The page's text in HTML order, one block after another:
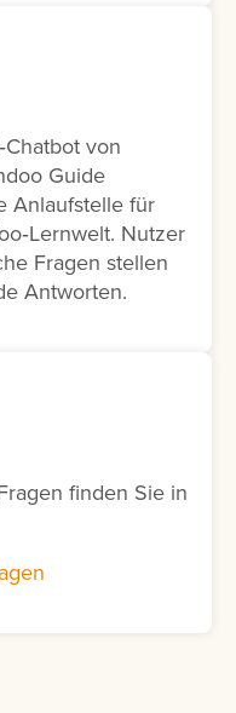
von
Guide
Anlaufstelle für
Nutzer
Fragen stellen
Antworten.
finden Sie in